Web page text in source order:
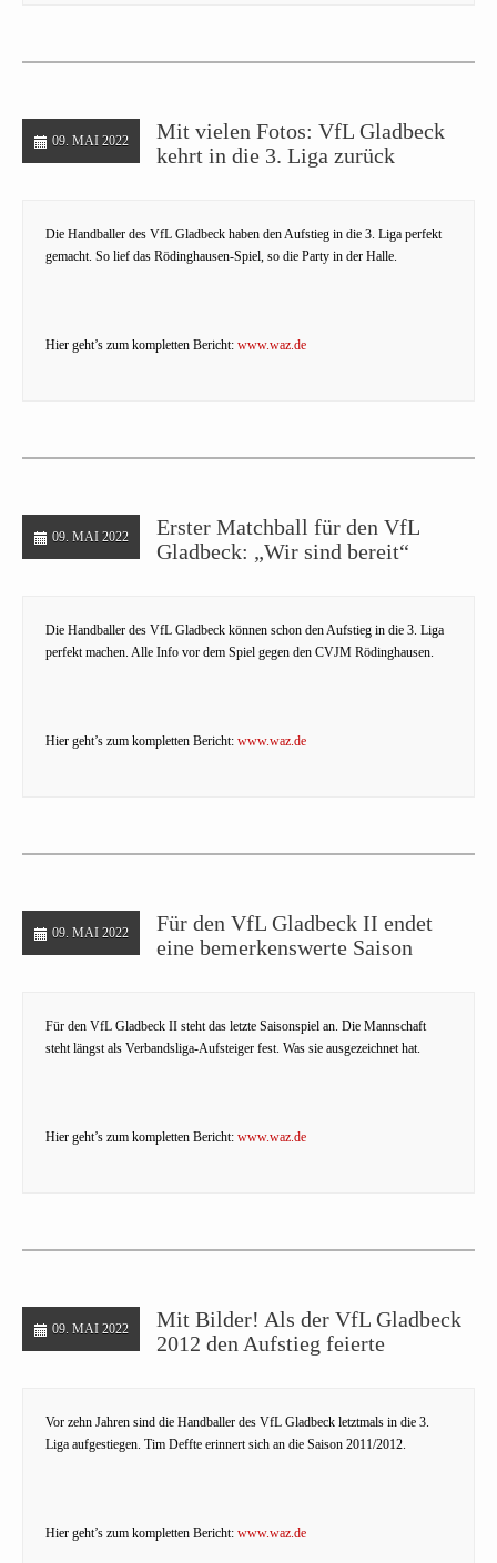
09. MAI 2022
Mit vielen Fotos: VfL Gladbeck
kehrt in die 3. Liga zurück
Die Handballer des VfL Gladbeck haben den Aufstieg in die 3. Liga perfekt
gemacht. So lief das Rödinghausen-Spiel, so die Party in der Halle.
Hier geht’s zum kompletten Bericht: www.waz.de
09. MAI 2022
Erster Matchball für den VfL
Gladbeck: „Wir sind bereit“
Die Handballer des VfL Gladbeck können schon den Aufstieg in die 3. Liga
perfekt machen. Alle Info vor dem Spiel gegen den CVJM Rödinghausen.
Hier geht’s zum kompletten Bericht: www.waz.de
09. MAI 2022
Für den VfL Gladbeck II endet
eine bemerkenswerte Saison
Für den VfL Gladbeck II steht das letzte Saisonspiel an. Die Mannschaft
steht längst als Verbandsliga-Aufsteiger fest. Was sie ausgezeichnet hat.
Hier geht’s zum kompletten Bericht: www.waz.de
09. MAI 2022
Mit Bilder! Als der VfL Gladbeck
2012 den Aufstieg feierte
Vor zehn Jahren sind die Handballer des VfL Gladbeck letztmals in die 3.
Liga aufgestiegen. Tim Deffte erinnert sich an die Saison 2011/2012.
Hier geht’s zum kompletten Bericht: www.waz.de